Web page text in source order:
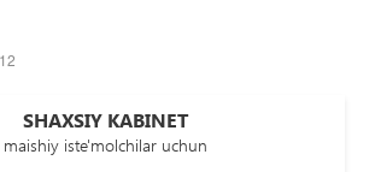
SHAXSIY KABINET
maishiy iste'molchilar uchun